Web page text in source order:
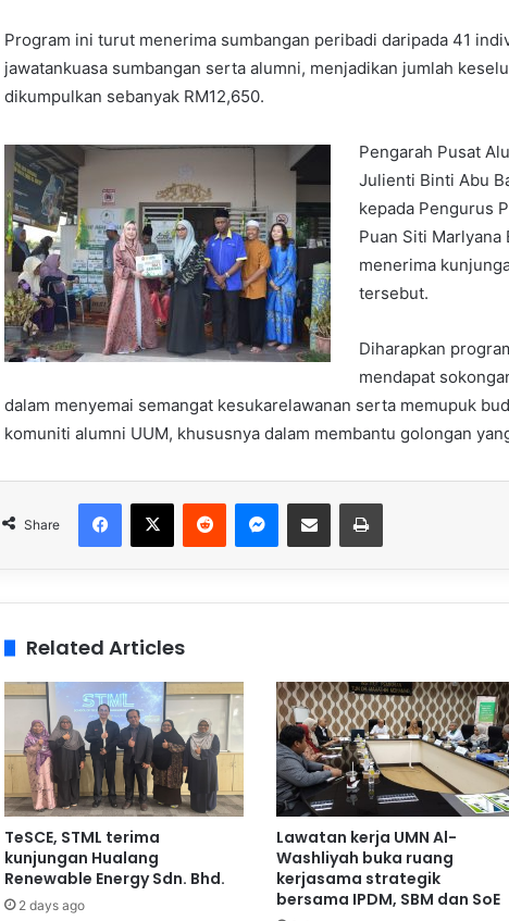
Program ini turut menerima sumbangan peribadi daripada 41
jawatankuasa sumbangan serta alumni, menjadikan jumlah
dikumpulkan sebanyak RM12,650.
Pengarah Pusat
Julienti Binti Abu
kepada Pengurus
Puan Siti Marlyana
menerima
tersebut.
Diharapkan
mendapat
dalam menyemai semangat kesukarelawanan serta memupuk
komuniti alumni UUM, khususnya dalam membantu golongan
Share
Related Articles
TeSCE, STML terima
kunjungan Hualang
Renewable Energy Sdn. Bhd.
2 days ago
Lawatan kerja UMN Al-
Washliyah buka ruang
kerjasama strategik
bersama IPDM, SBM dan SoE